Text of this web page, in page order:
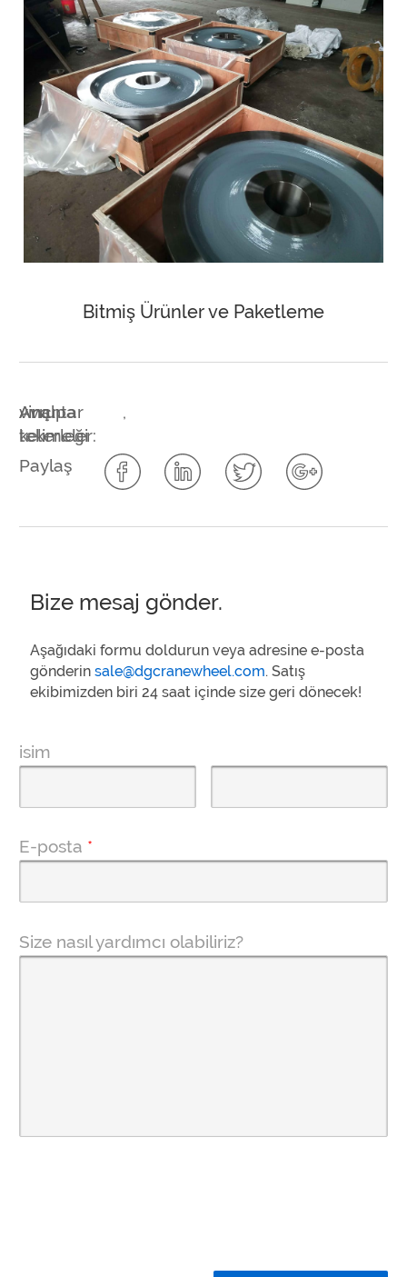
Bitmiş Ürünler ve Paketleme
Anahtar
kelimeler:
vinç
tekerleği
,
Avrupa
Paylaş
Bize mesaj gönder.
Aşağıdaki formu doldurun veya adresine e-posta
gönderinsale@dgcranewheel.com. Satış
ekibimizden biri 24 saat içinde size geri dönecek!
isim
E-posta *
Size nasıl yardımcı olabiliriz?